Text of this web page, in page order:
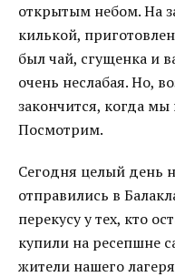
открытым небом. На
килькой,
был чай, сгущенка и
очень неслабая. Но,
закончится, когда
Посмотрим.
Сегодня целый день
отправились в
перекусу у тех, кто
купили на ресепшне
жители нашего